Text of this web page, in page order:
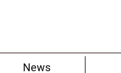
News